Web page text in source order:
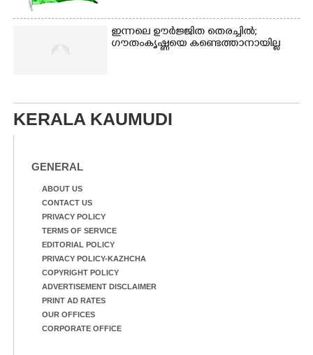
ഇന്നലെ ഊർജ്ജിത തെരച്ചിൽ;
ഗൗതംകൃഷ്ണയെ കണ്ടെത്താനായില്ല
KERALA KAUMUDI
GENERAL
ABOUT US
CONTACT US
PRIVACY POLICY
TERMS OF SERVICE
EDITORIAL POLICY
PRIVACY POLICY-KAZHCHA
COPYRIGHT POLICY
ADVERTISEMENT DISCLAIMER
PRINT AD RATES
OUR OFFICES
CORPORATE OFFICE